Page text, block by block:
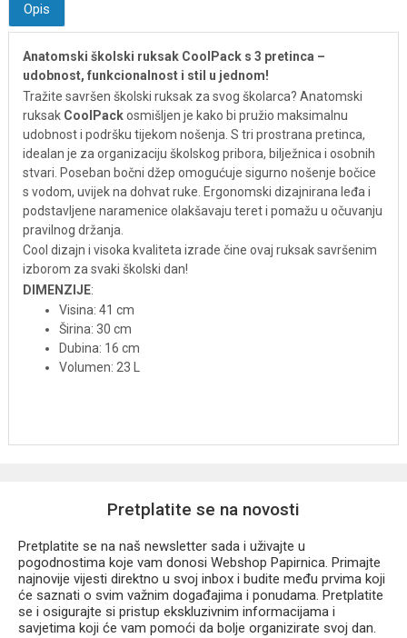
Opis
Anatomski školski ruksak CoolPack s 3 pretinca –
udobnost, funkcionalnost i stil u jednom!
Tražite savršen školski ruksak za svog školarca? Anatomski
ruksak CoolPackosmišljen je kako bi pružio maksimalnu
udobnost i podršku tijekom nošenja. S tri prostrana pretinca,
idealan je za organizaciju školskog pribora, bilježnica i osobnih
stvari. Poseban bočni džep omogućuje sigurno nošenje bočice
s vodom, uvijek na dohvat ruke. Ergonomski dizajnirana leđa i
podstavljene naramenice olakšavaju teret i pomažu u očuvanju
pravilnog držanja.
Cool dizajn i visoka kvaliteta izrade čine ovaj ruksak savršenim
izborom za svaki školski dan!
DIMENZIJE:
Visina: 41 cm
Širina: 30 cm
Dubina: 16 cm
Volumen: 23 L
Pretplatite se na novosti
Pretplatite se na naš newsletter sada i uživajte u
pogodnostima koje vam donosi Webshop Papirnica. Primajte
najnovije vijesti direktno u svoj inbox i budite među prvima koji
će saznati o svim važnim događajima i ponudama. Pretplatite
se i osigurajte si pristup ekskluzivnim informacijama i
savjetima koji će vam pomoći da bolje organizirate svoj dan.